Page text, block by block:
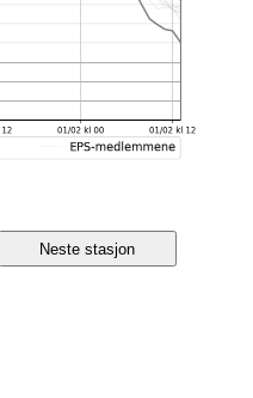
Neste stasjon